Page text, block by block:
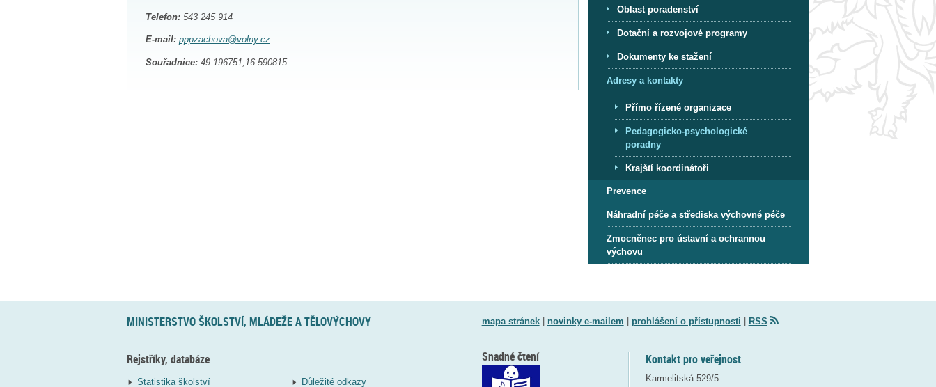
Telefon:543 245 914
E-mail: pppzachova@volny.cz
Souřadnice:49.196751,16.590815
Oblast poradenství
Dotační a rozvojové programy
Dokumenty ke stažení
Adresy a kontakty
Přímo řízené organizace
Pedagogicko-psychologické
poradny
Krajští koordinátoři
Prevence
Náhradní péče a střediska výchovné péče
Zmocněnec pro ústavní a ochrannou
výchovu
MINISTERSTVO ŠKOLSTVÍ, MLÁDEŽE A TĚLOVÝCHOVY mapa stránek| novinky e-mailem prohlášení o přístupnosti RSS
Rejstříky, databáze
Statistika školství Důležité odkazy
Kontakt pro veřejnost
Karmelitská 529/5
Snadné čtení